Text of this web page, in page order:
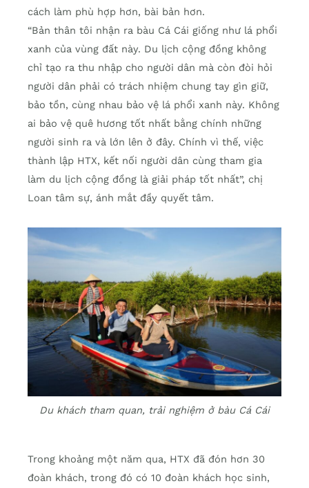
cách làm phù hợp hơn, bài bản hơn.
“Bản thân tôi nhận ra bàu Cá Cái giống như lá phổi
xanh của vùng đất này. Du lịch cộng đồng không
chỉ tạo ra thu nhập cho người dân mà còn đòi hỏi
người dân phải có trách nhiệm chung tay gìn giữ,
bảo tồn, cùng nhau bảo vệ lá phổi xanh này. Không
ai bảo vệ quê hương tốt nhất bằng chính những
người sinh ra và lớn lên ở đây. Chính vì thế, việc
thành lập HTX, kết nối người dân cùng tham gia
làm du lịch cộng đồng là giải pháp tốt nhất”, chị
Loan tâm sự, ánh mắt đầy quyết tâm.
Du khách tham quan, trải nghiệm ở bàu Cá Cái
Trong khoảng một năm qua, HTX đã đón hơn 30
đoàn khách, trong đó có 10 đoàn khách học sinh,